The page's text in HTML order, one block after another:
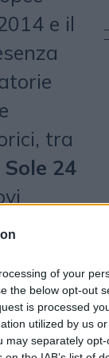
of your
the below opt-out
is processed
utilized by us
may separately
e il
tra
Sole 24
DAs